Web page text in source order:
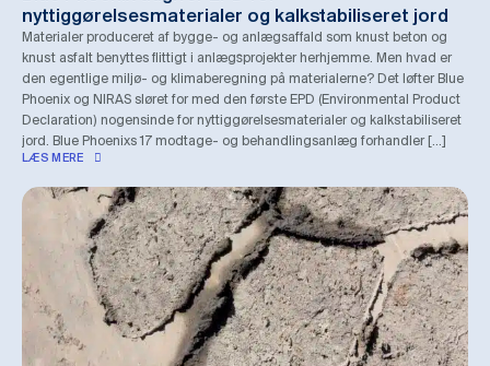
nyttiggørelsesmaterialer og kalkstabiliseret jord
Materialer produceret af bygge- og anlægsaffald som knust beton og
knust asfalt benyttes flittigt i anlægsprojekter herhjemme. Men hvad er
den egentlige miljø- og klimaberegning på materialerne? Det løfter Blue
Phoenix og NIRAS sløret for med den første EPD (Environmental Product
Declaration) nogensinde for nyttiggørelsesmaterialer og kalkstabiliseret
jord. Blue Phoenixs 17 modtage- og behandlingsanlæg forhandler […]
LÆS MERE